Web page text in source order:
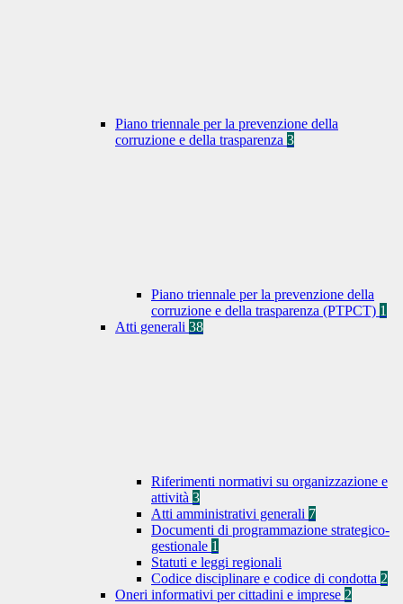
Piano triennale per la prevenzione della
corruzione e della trasparenza 3
Piano triennale per la prevenzione della
corruzione e della trasparenza (PTPCT) 1
Atti generali 38
Riferimenti normativi su organizzazione e
attività 3
Atti amministrativi generali 7
Documenti di programmazione strategico-
gestionale 1
Statuti e leggi regionali
Codice disciplinare e codice di condotta 2
Oneri informativi per cittadini e imprese 2